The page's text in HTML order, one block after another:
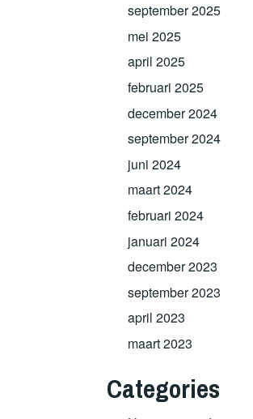
september 2025
mei 2025
april 2025
februari 2025
december 2024
september 2024
juni 2024
maart 2024
februari 2024
januari 2024
december 2023
september 2023
april 2023
maart 2023
Categories